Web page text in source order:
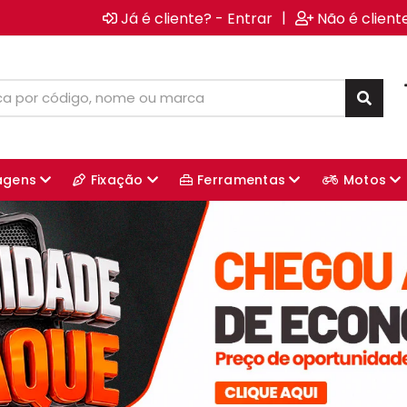
Já é cliente? - Entrar | Não é
Fixação Ferramentas Motos